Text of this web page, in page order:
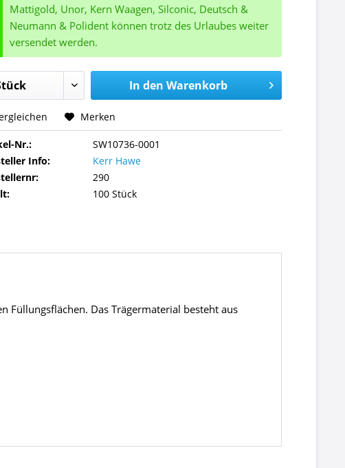
Mattigold, Unor, Kern Waagen, Silconic, Deutsch &
Neumann & Polident können trotz des Urlaubes weiter
versendet werden.
In den Warenkorb
Merken
Nr.:
SW10736-0001
Info:
Kerr Hawe
290
100 Stück
Füllungsflächen. Das Trägermaterial besteht aus